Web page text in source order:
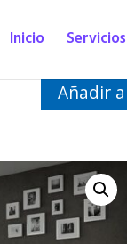
Inicio Servicios
Añadir